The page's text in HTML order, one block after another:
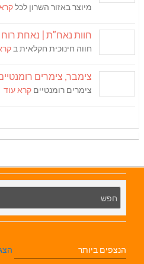
מיוצר באזור השרון לכל
חוות נאח”ת | נאחת
חווה חינוכית חקלאית ב
צימבר, צימרים
צימרים רומנטיים קרא עוד
הנצפים ביותר